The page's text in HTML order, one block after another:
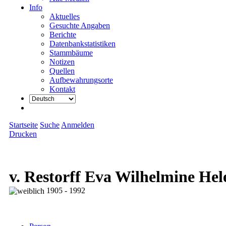
Info
Aktuelles
Gesuchte Angaben
Berichte
Datenbankstatistiken
Stammbäume
Notizen
Quellen
Aufbewahrungsorte
Kontakt
Startseite Suche Anmelden
Drucken
v. Restorff Eva Wilhelmine
1905 - 1992